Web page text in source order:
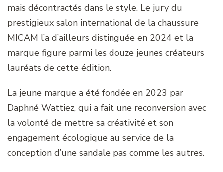
mais décontractés dans le style. Le jury du
prestigieux salon international de la chaussure
MICAM l’a d’ailleurs distinguée en 2024 et la
marque figure parmi les douze jeunes créateurs
lauréats de cette édition.
La jeune marque a été fondée en 2023 par
Daphné Wattiez, qui a fait une reconversion avec
la volonté de mettre sa créativité et son
engagement écologique au service de la
conception d’une sandale pas comme les autres.